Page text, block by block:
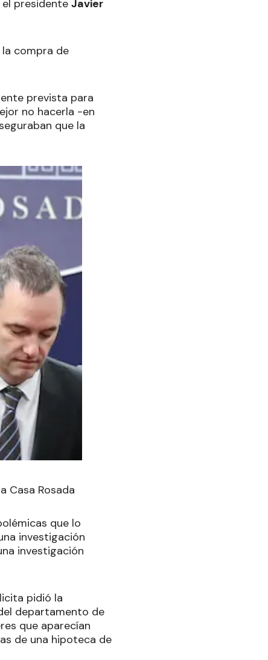
el presidente Javier
compra de
prevista para
no hacerla -en
que la
Casa Rosada
que lo
investigación
investigación
pidió la
departamento de
que aparecían
de una hipoteca de